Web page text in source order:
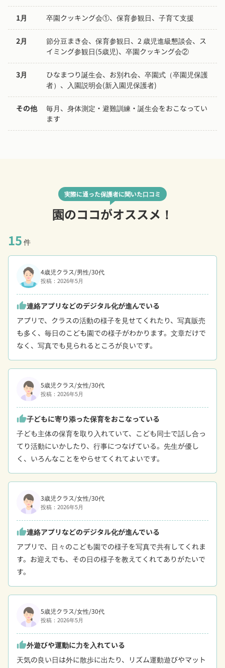
1月 卒園クッキング会①、保育参観日、子育て支援
2月
節分豆まき会、保育参観日、2 歳児進級懇談会、ス
イミング参観日(5歳児)、卒園クッキング会②
3月
ひなまつり誕生会、お別れ会、卒園式（卒園児保護
者）、入園説明会(新入園児保護者)
その他
毎月、身体測定・避難訓練・誕生会をおこなってい
ます
実際に通った保護者に聞いた口コミ
園のココがオススメ！
15 件
4歳児クラス/男性/30代
投稿：2026年5月
thumb_up連絡アプリなどのデジタル化が進んでいる
アプリで、クラスの活動の様子を見せてくれたり、写真販売
も多く、毎日のこども園での様子がわかります。文章だけで
なく、写真でも見られるところが良いです。
5歳児クラス/女性/30代
投稿：2026年5月
thumb_up子どもに寄り添った保育をおこなっている
子ども主体の保育を取り入れていて、こども同士で話し合っ
てり活動にいかしたり、行事につなげている。先生が優し
く、いろんなことをやらせてくれてよいです。
3歳児クラス/女性/30代
投稿：2026年5月
thumb_up連絡アプリなどのデジタル化が進んでいる
アプリで、日々のこども園での様子を写真で共有してくれま
す。お迎えでも、その日の様子を教えてくれてありがたいで
す。
5歳児クラス/女性/30代
投稿：2026年5月
thumb_up外遊びや運動に力を入れている
天気の良い日は外に散歩に出たり、リズム運動遊びやマット